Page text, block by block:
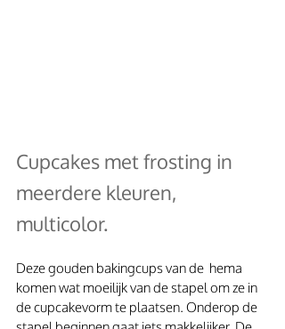
Cupcakes met frosting in
meerdere kleuren,
multicolor.
Deze gouden bakingcups van de  hema
komen wat moeilijk van de stapel om ze in
de cupcakevorm te plaatsen. Onderop de